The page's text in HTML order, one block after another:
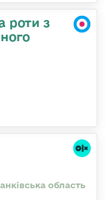
роти з
область